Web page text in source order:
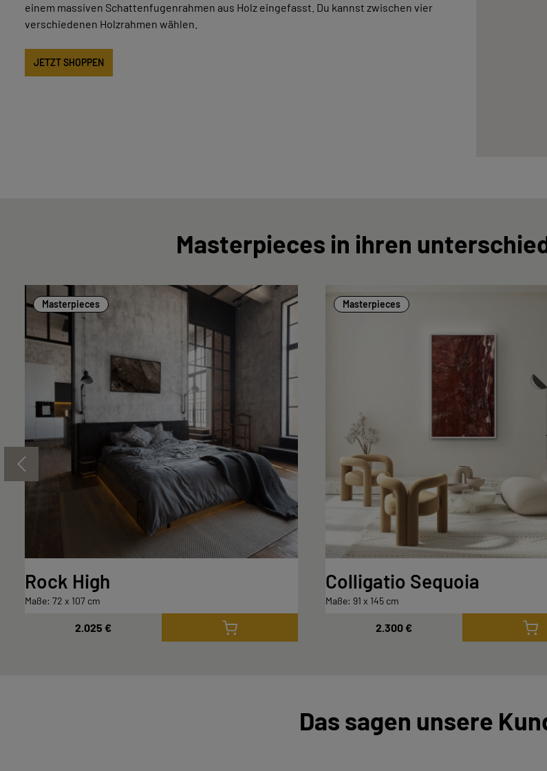
NATURSTEINBILDER MIT PASSEPARTOUT
FOCUSLINE
HÄNDLER WERDEN
einem massiven Schattenfugenrahmen aus Holz eingefasst. Du kannst zwischen vier
verschiedenen Holzrahmen wählen.
JETZT SHOPPEN
Masterpieces in ihren
Masterpieces
Rock High
Maße: 72 x 107 cm
2.025 €
Masterpieces
Colligatio Sequoia
Maße: 91 x 145 cm
2.300 €
Das sagen unsere